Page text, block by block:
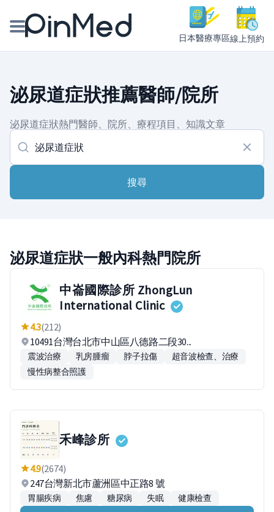
日本醫療專區線上預約
醫師專欄專訪
健康主題館
我是醫療人員
泌尿道症狀推薦醫師/院所
泌尿道症狀熱門醫師、院所、療程項目、知識文章
搜尋
泌尿道症狀一般內科熱門院所
中崙國際診所 ZhongLun
International Clinic
4.3(212)
10491台灣台北市中山區八德路二段30...
震波治療 乳房腫瘤 脖子拉傷
超音波檢查、治療
慢性病整合照護
禾峰診所
4.9(2674)
247台灣新北市蘆洲區中正路8 號
胃腸疾病 焦慮 糖尿病 失眠 健康檢查